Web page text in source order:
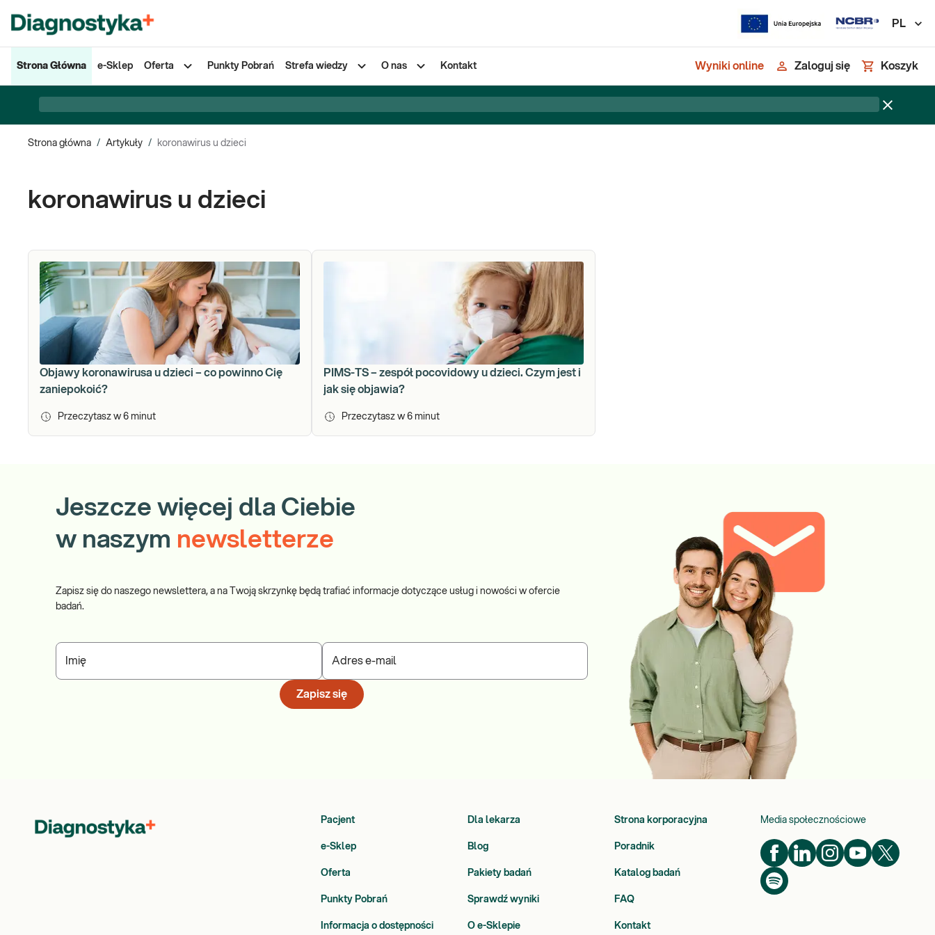
PL
Strona Główna e-Sklep Oferta Punkty Pobrań Strefa wiedzy O nas Kontakt Wyniki online Zaloguj się Koszyk
Strona główna / Artykuły / koronawirus u dzieci
koronawirus u dzieci
Objawy koronawirusa u dzieci – co powinno Cię
zaniepokoić?
Przeczytasz w 6 minut
PIMS-TS – zespół pocovidowy u dzieci. Czym jest i
jak się objawia?
Przeczytasz w 6 minut
Jeszcze więcej dla Ciebie
w naszym newsletterze
Zapisz się do naszego newslettera, a na Twoją skrzynkę będą trafiać informacje dotyczące usług i nowości w ofercie
badań.
Imię Adres e-mail
Zapisz się
Pacjent Dla lekarza Strona korporacyjna
e-Sklep Blog Poradnik
Oferta Pakiety badań Katalog badań
Punkty Pobrań Sprawdź wyniki FAQ
Informacja o dostępności O e-Sklepie Kontakt
Media społecznościowe